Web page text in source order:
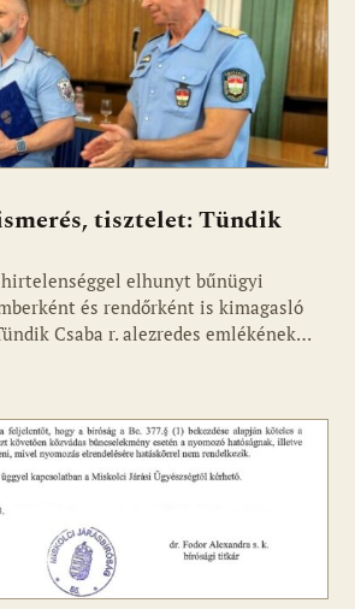
tisztelet: Tündik
elhunyt bűnügyi
és rendőrként is kimagasló
Csaba r. alezredes emlékének…